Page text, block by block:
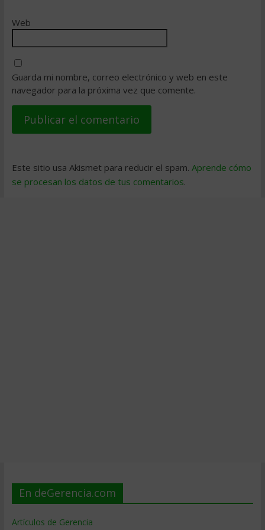
Web
Guarda mi nombre, correo electrónico y web en este
navegador para la próxima vez que comente.
Este sitio usa Akismet para reducir el spam. Aprende cómo
se procesan los datos de tus comentarios.
En deGerencia.com
Artículos de Gerencia